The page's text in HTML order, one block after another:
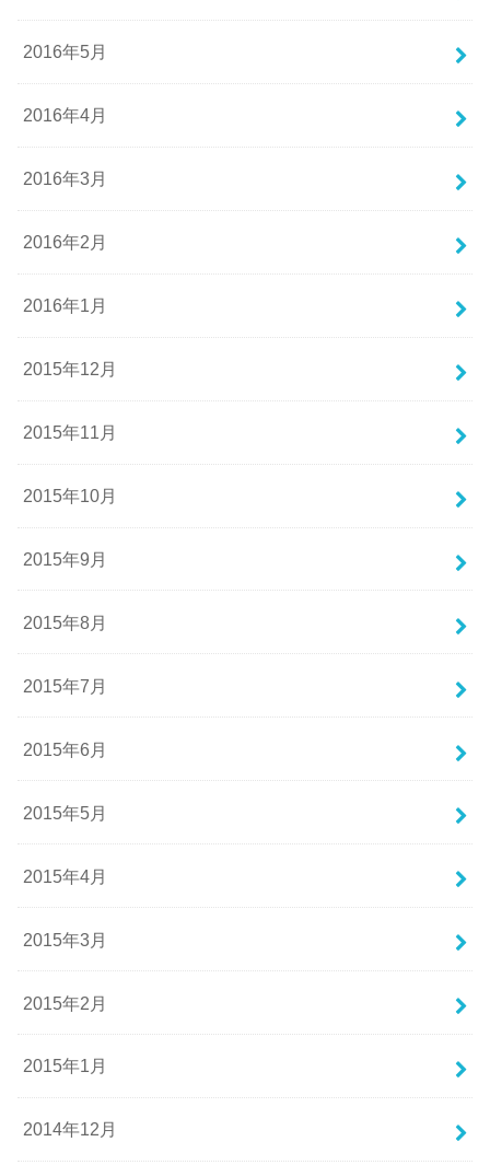
2016年5月
2016年4月
2016年3月
2016年2月
2016年1月
2015年12月
2015年11月
2015年10月
2015年9月
2015年8月
2015年7月
2015年6月
2015年5月
2015年4月
2015年3月
2015年2月
2015年1月
2014年12月